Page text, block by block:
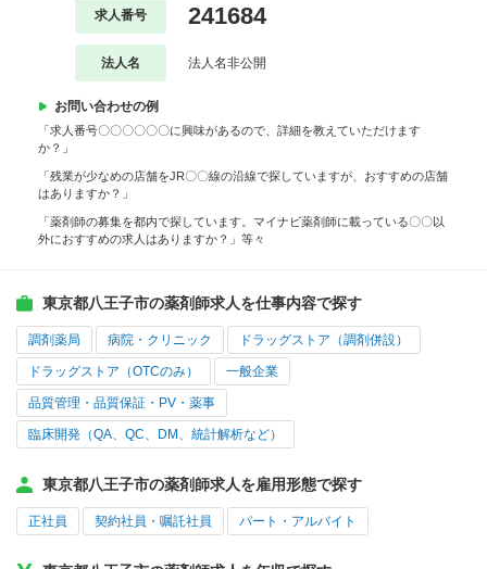
求人番号 241684
法人名 法人名非公開
お問い合わせの例
「求人番号〇〇〇〇〇〇に興味があるので、詳細を教えていただけます
か？」
「残業が少なめの店舗をJR〇〇線の沿線で探していますが、おすすめの店舗
はありますか？」
「薬剤師の募集を都内で探しています。マイナビ薬剤師に載っている〇〇以
外におすすめの求人はありますか？」等々
東京都八王子市の薬剤師求人を仕事内容で探す
調剤薬局 病院・クリニック ドラッグストア（調剤併設）
ドラッグストア（OTCのみ） 一般企業
品質管理・品質保証・PV・薬事
臨床開発（QA、QC、DM、統計解析など）
東京都八王子市の薬剤師求人を雇用形態で探す
正社員 契約社員・嘱託社員 パート・アルバイト